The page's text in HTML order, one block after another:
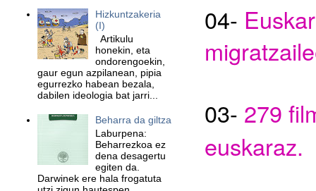
04-
03- 279
euskaraz.
Hizkuntzakeria
(I)
Artikulu
honekin, eta
ondorengoekin,
gaur egun azpilanean, pipia
egurrezko habean bezala,
dabilen ideologia bat jarri...
Beharra da giltza
Laburpena:
Beharrezkoa ez
dena desagertu
egiten da.
Darwinek ere hala frogatuta